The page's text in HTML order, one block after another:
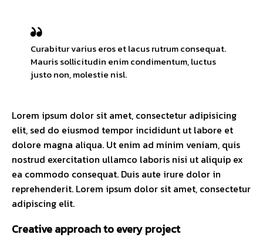
Curabitur varius eros et lacus rutrum consequat.
Mauris sollicitudin enim condimentum, luctus
justo non, molestie nisl.
Lorem ipsum dolor sit amet, consectetur adipisicing
elit, sed do eiusmod tempor incididunt ut labore et
dolore magna aliqua. Ut enim ad minim veniam, quis
nostrud exercitation ullamco laboris nisi ut aliquip ex
ea commodo consequat. Duis aute irure dolor in
reprehenderit. Lorem ipsum dolor sit amet, consectetur
adipiscing elit.
Creative approach to every project